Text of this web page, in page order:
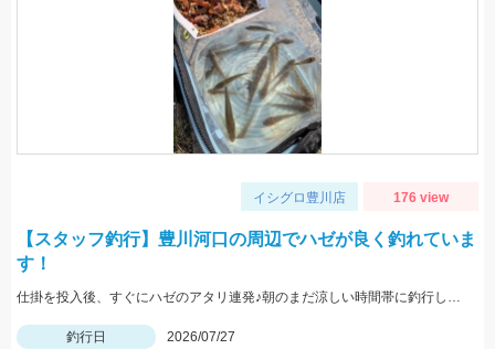
イシグロ豊川店 176 view
【スタッフ釣行】豊川河口の周辺でハゼが良く釣れていま
す！
仕掛を投入後、すぐにハゼのアタリ連発♪朝のまだ涼しい時間帯に釣行しました。針は7号使用、エサはゴールドイソメがおすすめです！
釣行日
2026/07/27